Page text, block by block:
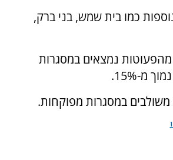
אלף ילדים. גם בערים נוספות כמו בית שמש, בני ברק,
הנתונים מצביעים על פערים גדולים בין הרשויות: בירושלים רק 21% מהפעוטות נמצאים במסגרות
מ-15%.